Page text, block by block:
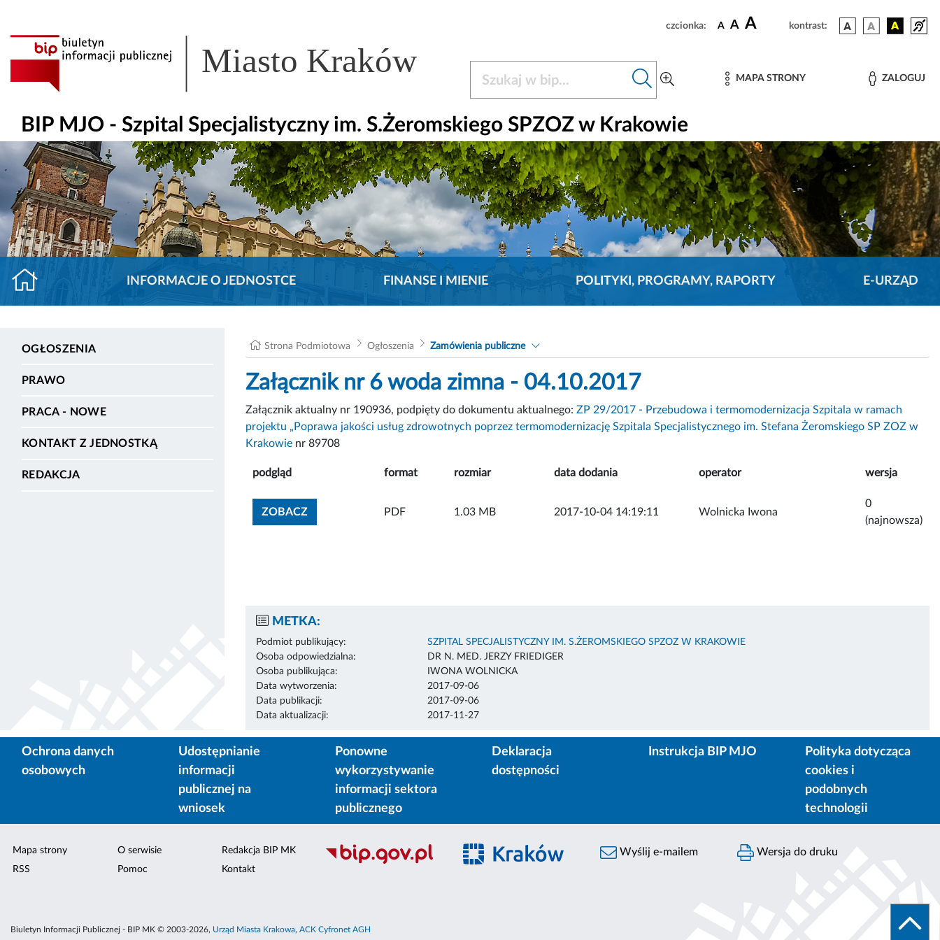
czcionka: A A A kontrast:
Miasto Kraków MAPA STRONY ZALOGUJ
BIP MJO - Szpital Specjalistyczny im. S.Żeromskiego SPZOZ w Krakowie
INFORMACJE O JEDNOSTCE FINANSE I MIENIE POLITYKI, PROGRAMY, RAPORTY E-URZĄD
OGŁOSZENIA
PRAWO
PRACA - NOWE
KONTAKT Z JEDNOSTKĄ
REDAKCJA
Strona Podmiotowa Ogłoszenia Zamówienia publiczne
Załącznik nr 6 woda zimna - 04.10.2017
Załącznik aktualny nr 190936, podpięty do dokumentu aktualnego: ZP 29/2017 - Przebudowa i termomodernizacja Szpitala w ramach
projektu „Poprawa jakości usług zdrowotnych poprzez termomodernizację Szpitala Specjalistycznego im. Stefana Żeromskiego SP ZOZ w
Krakowie nr 89708
podgląd format rozmiar data dodania operator wersja
ZOBACZZOBACZ ZAŁĄCZNIK
PDF 1.03 MB 2017-10-04 14:19:11 Wolnicka Iwona
0
(najnowsza)
METKA:
Podmiot publikujący:
SZPITAL SPECJALISTYCZNY IM. S.ŻEROMSKIEGO SPZOZ W KRAKOWIE
Osoba odpowiedzialna:
DR N. MED. JERZY FRIEDIGER
Osoba publikująca:
IWONA WOLNICKA
Data wytworzenia:
2017-09-06
Data publikacji:
2017-09-06
Data aktualizacji:
2017-11-27
Ochrona danych
osobowych
Udostępnianie
informacji
publicznej na
wniosek
Ponowne
wykorzystywanie
informacji sektora
publicznego
Deklaracja
dostępności
Instrukcja BIP MJO
Polityka dotycząca
cookies i
podobnych
technologii
Mapa strony
RSS
O serwisie
Pomoc
Redakcja BIP MK
Kontakt
Wyślij e-mailem Wersja do druku
Biuletyn Informacji Publicznej - BIP MK © 2003-2026, Urząd Miasta Krakowa, ACK Cyfronet AGH